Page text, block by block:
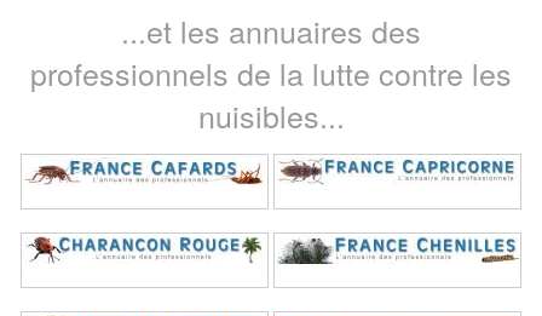
...et les annuaires des
professionnels de la lutte contre les
nuisibles...